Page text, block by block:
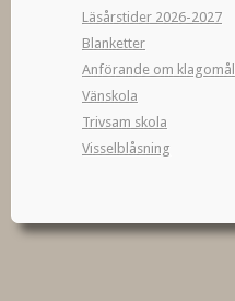
Läsårstider 2026-2027
Blanketter
Anförande om klagomål
Vänskola
Trivsam skola
Visselblåsning